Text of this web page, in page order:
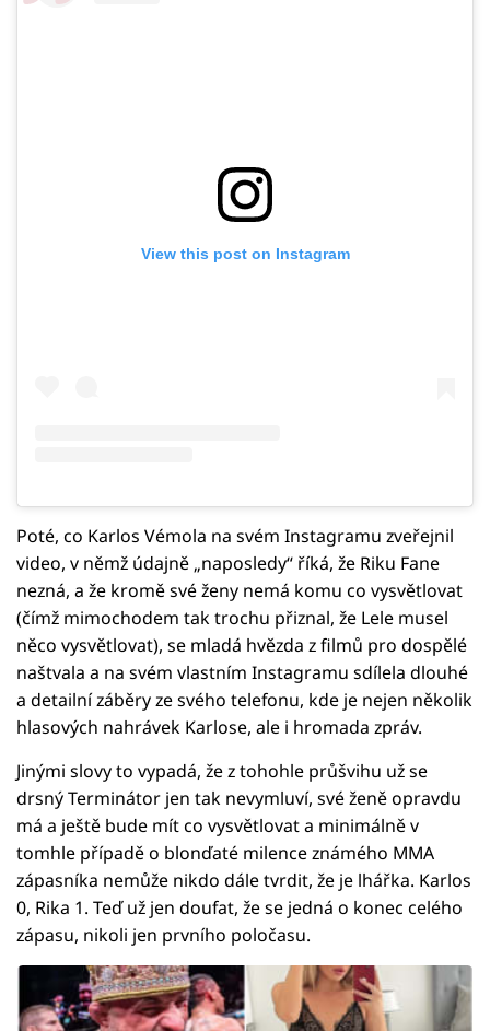
View this post on Instagram
Poté, co Karlos Vémola na svém Instagramu zveřejnil
video, v němž údajně „naposledy“ říká, že Riku Fane
nezná, a že kromě své ženy nemá komu co vysvětlovat
(čímž mimochodem tak trochu přiznal, že Lele musel
něco vysvětlovat), se mladá hvězda z filmů pro dospělé
naštvala a na svém vlastním Instagramu sdílela dlouhé
a detailní záběry ze svého telefonu, kde je nejen několik
hlasových nahrávek Karlose, ale i hromada zpráv.
Jinými slovy to vypadá, že z tohohle průšvihu už se
drsný Terminátor jen tak nevymluví, své ženě opravdu
má a ještě bude mít co vysvětlovat a minimálně v
tomhle případě o blonďaté milence známého MMA
zápasníka nemůže nikdo dále tvrdit, že je lhářka. Karlos
0, Rika 1. Teď už jen doufat, že se jedná o konec celého
zápasu, nikoli jen prvního poločasu.